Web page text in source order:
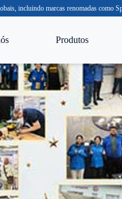
incluindo marcas renomadas
Produtos